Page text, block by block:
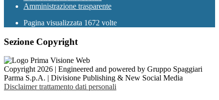
Amministrazione trasparente
Pagina visualizzata 1672 volte
Sezione Copyright
Copyright 2026 | Engineered and powered by Gruppo Spaggiari
Parma S.p.A. | Divisione Publishing & New Social Media
Disclaimer trattamento dati personali